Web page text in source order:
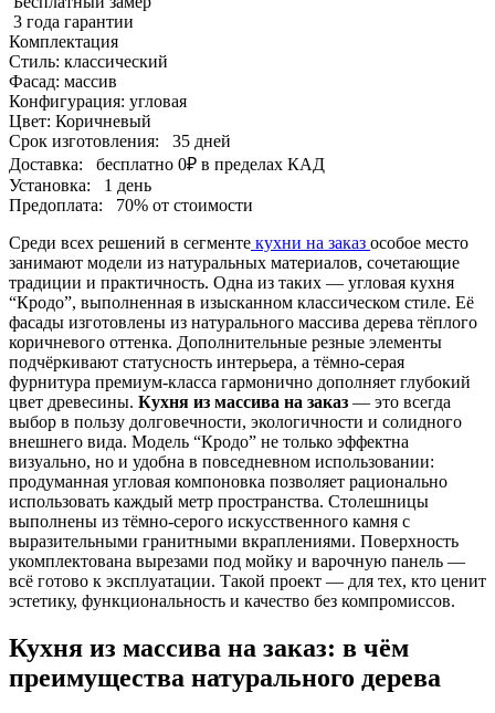
3 года гарантии
Комплектация
Стиль: классический
Фасад: массив
Конфигурация: угловая
Цвет: Коричневый
Срок изготовления:
35 дней
Доставка:
бесплатно 0₽ в пределах КАД
Установка:
1 день
Предоплата:
70% от стоимости
Среди всех решений в сегменте кухни на заказ особое место
занимают модели из натуральных материалов, сочетающие
традиции и практичность. Одна из таких — угловая кухня
“Кродо”, выполненная в изысканном классическом стиле. Её
фасады изготовлены из натурального массива дерева тёплого
коричневого оттенка. Дополнительные резные элементы
подчёркивают статусность интерьера, а тёмно-серая
фурнитура премиум-класса гармонично дополняет глубокий
цвет древесины. Кухня из массива на заказ — это всегда
выбор в пользу долговечности, экологичности и солидного
внешнего вида. Модель “Кродо” не только эффектна
визуально, но и удобна в повседневном использовании:
продуманная угловая компоновка позволяет рационально
использовать каждый метр пространства. Столешницы
выполнены из тёмно-серого искусственного камня с
выразительными гранитными вкраплениями. Поверхность
укомплектована вырезами под мойку и варочную панель —
всё готово к эксплуатации. Такой проект — для тех, кто ценит
эстетику, функциональность и качество без компромиссов.
Кухня из массива на заказ: в чём
преимущества натурального дерева